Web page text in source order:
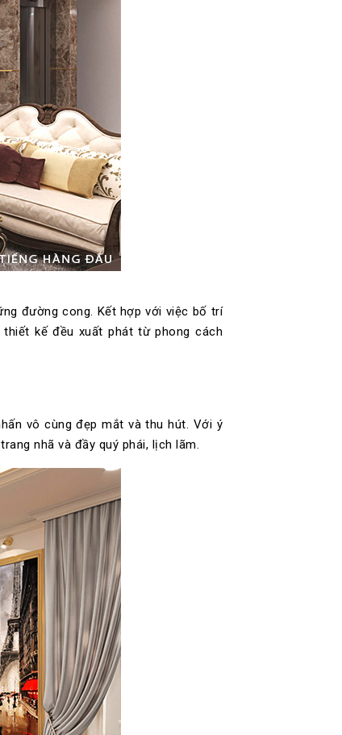
đường cong. Kết hợp với việc bố trí
kế đều xuất phát từ phong cách
vô cùng đẹp mắt và thu hút. Với ý
nhã và đầy quý phái, lịch lãm.